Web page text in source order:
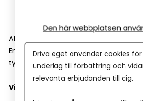
Alla banker är inte lika
En del är starka på bolån och
tydligare fokus på småföretag.
Viktiga frågor att ställa:
Den här webbplatsen
Driva eget använder cookies
underlag till förbättring och
relevanta erbjudanden till dig.